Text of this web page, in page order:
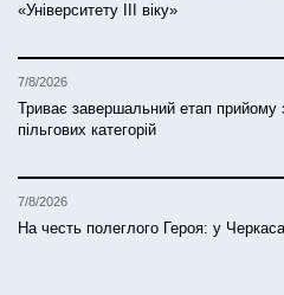
«Університету ІІІ віку»
7/8/2026
Триває завершальний етап прийому
пільгових категорій
7/8/2026
На честь полеглого Героя: у